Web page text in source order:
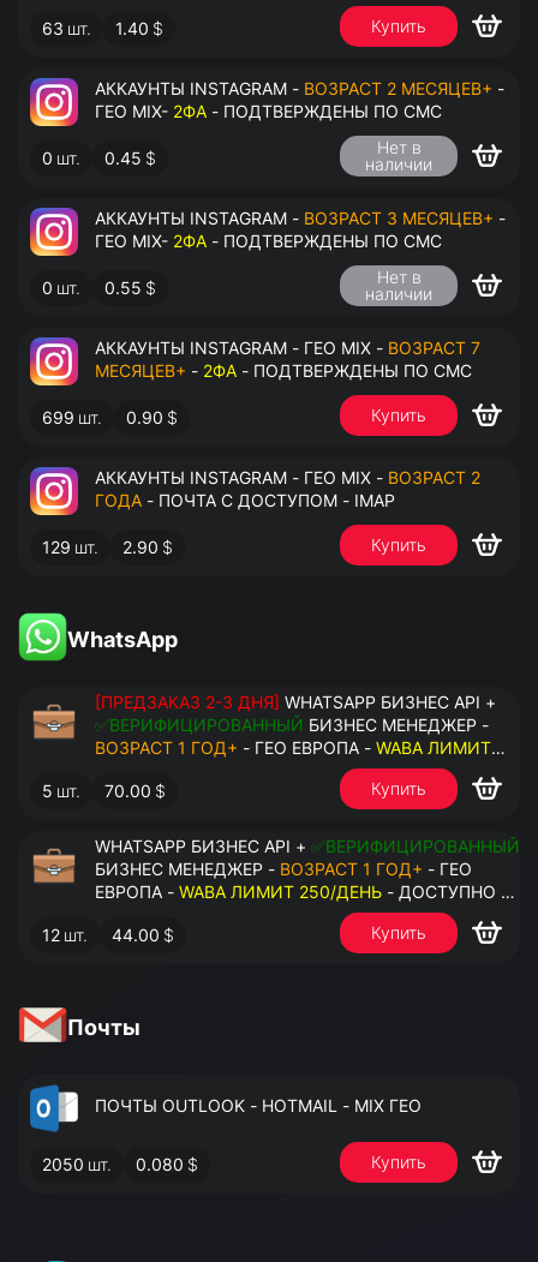
63 шт. 1.40 $ Купить
АККАУНТЫ INSTAGRAM - ВОЗРАСТ 2 МЕСЯЦЕВ+ -
ГЕО MIX- 2ФА - ПОДТВЕРЖДЕНЫ ПО СМС
0 шт. 0.45 $
Нет в
наличии
АККАУНТЫ INSTAGRAM - ВОЗРАСТ 3 МЕСЯЦЕВ+ -
ГЕО MIX- 2ФА - ПОДТВЕРЖДЕНЫ ПО СМС
0 шт. 0.55 $
Нет в
наличии
АККАУНТЫ INSTAGRAM - ГЕО MIX - ВОЗРАСТ 7
МЕСЯЦЕВ+ - 2ФА - ПОДТВЕРЖДЕНЫ ПО СМС
699 шт. 0.90 $ Купить
АККАУНТЫ INSTAGRAM - ГЕО MIX - ВОЗРАСТ 2
ГОДА - ПОЧТА С ДОСТУПОМ - IMAP
129 шт. 2.90 $ Купить
WhatsApp
[ПРЕДЗАКАЗ 2-3 ДНЯ] WHATSAPP БИЗНЕС API +
✅ВЕРИФИЦИРОВАННЫЙ БИЗНЕС МЕНЕДЖЕР -
ВОЗРАСТ 1 ГОД+ - ГЕО ЕВРОПА - WABA ЛИМИТ
- ДОСТУПНО К ПРИВЯЗКЕ ДО 20
НОМЕРОВ - ПРАВА АДМИНИСТРАТОРА
5 шт. 70.00 $ Купить
WHATSAPP БИЗНЕС API + ✅ВЕРИФИЦИРОВАННЫЙ
БИЗНЕС МЕНЕДЖЕР - ВОЗРАСТ 1 ГОД+ - ГЕО
ЕВРОПА - WABA ЛИМИТ 250/ДЕНЬ - ДОСТУПНО К
ПРИВЯЗКЕ ДО 2 НОМЕРОВ - ПРАВА
АДМИНИСТРАТОРА
12 шт. 44.00 $ Купить
Почты
ПОЧТЫ OUTLOOK - HOTMAIL - MIX ГЕО
2050 шт. 0.080 $ Купить